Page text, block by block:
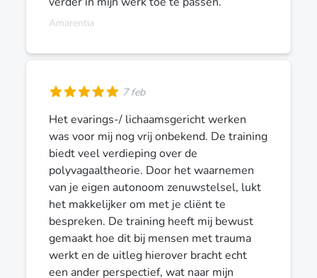
Amarentia
7 feb
Het evarings-/ lichaamsgericht werken
was voor mij nog vrij onbekend. De training
biedt veel verdieping over de
polyvagaaltheorie. Door het waarnemen
van je eigen autonoom zenuwstelsel, lukt
het makkelijker om met je cliënt te
bespreken. De training heeft mij bewust
gemaakt hoe dit bij mensen met trauma
werkt en de uitleg hierover bracht echt
een ander perspectief, wat naar mijn